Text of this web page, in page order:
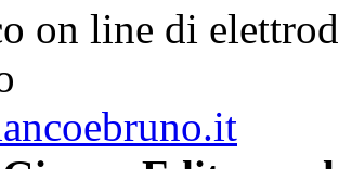
on line di